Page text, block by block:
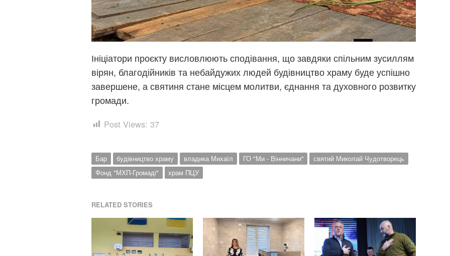
Ініціатори проєкту висловлюють сподівання, що завдяки спільним зусиллям
вірян, благодійників та небайдужих людей будівництво храму буде успішно
завершене, а святиня стане місцем молитви, єднання та духовного розвитку
громади.
Post Views: 37
Бар будівництво храму владика Михаїл ГО "Ми - Вінничани"
святий Миколай Чудотворець
Фонд "МХП-Громаді"
храм ПЦУ
RELATED STORIES